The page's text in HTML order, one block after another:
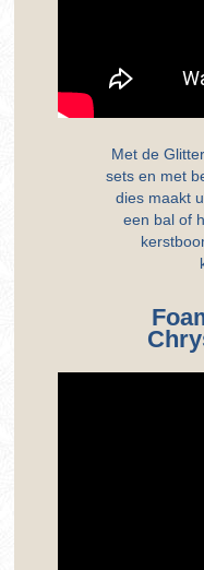
Met de
sets en met
dies maakt
een bal of